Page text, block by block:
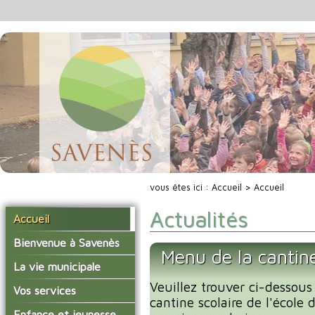
Accueil
Bienvenue à Savenès
Situer Savenès
Savenès en chiffre
L'histoire du village
La vie municipale
Vos élus
Les compte-rendus du
Vos services
La mairie
vous êtes ici : Accueil > Accueil
Actualités
Menu de la
Veuillez trouver ci-
cantine scolaire de l'école